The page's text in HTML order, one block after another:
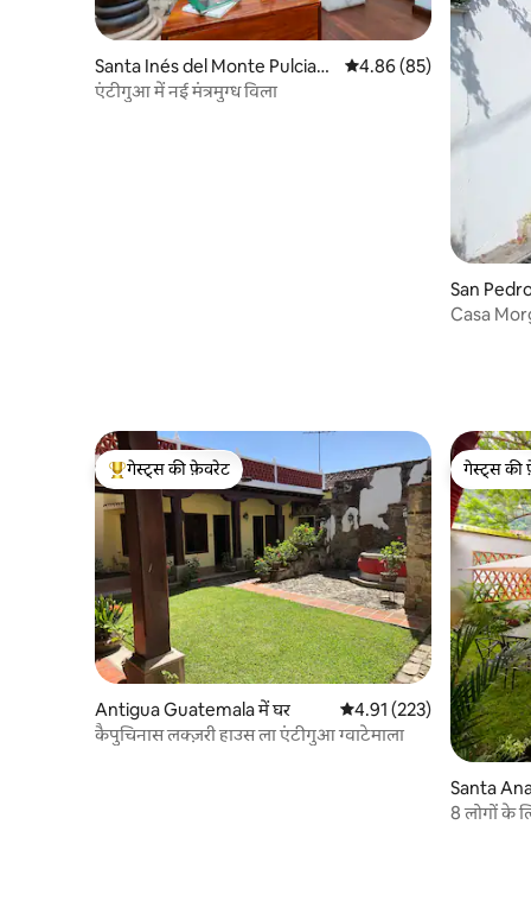
Santa Inés del Monte Pulcian
o में कॉन्डो
औसत रेटिंग 5 में से 4.86, 85
4.86 (85)
एंटीगुआ में नई मंत्रमुग्ध विला
San
में कॉन्डो
गेस्ट्स का टॉप फ़ेवरेट
गेस्ट्स की फ़ेवरेट
Antigua Guatemala में घर औसत रेटिंग 5 में से 4.91, 223
4.91 (223)
कैपुचिनास लक्ज़री हाउस ला एंटीगुआ ग्वाटेमाला
गेस्ट्स की
गेस्ट्स की
Santa
​8 लोगों के